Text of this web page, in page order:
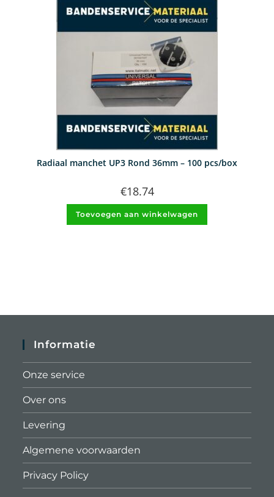
Radiaal manchet UP3 Rond 36mm – 100 pcs/box
€18.74
Toevoegen aan winkelwagen
Informatie
Onze service
Over ons
Levering
Algemene voorwaarden
Privacy Policy